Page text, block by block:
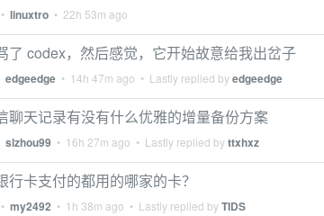
• linuxtro • 22h 53m ago
了 codex，然后感觉，它开始故意给我出岔子
edgeedge • 14h 47m ago • Lastly replied byedgeedge
聊天记录有没有什么优雅的增量备份方案
slzhou99 • 16h 27m ago • Lastly replied byttxhxz
行卡支付的都用的哪家的卡？
• my2492 • 1h 38m ago • Lastly replied byTIDS